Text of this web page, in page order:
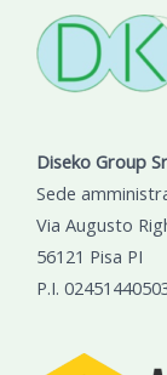
Diseko Group
Sede
Via Augusto
56121 Pisa PI
P.I.